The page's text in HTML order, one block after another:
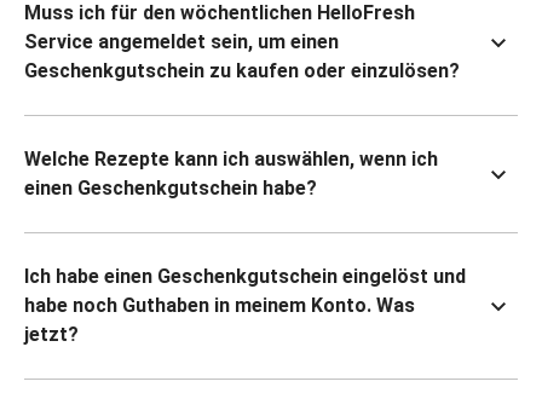
Muss ich für den wöchentlichen HelloFresh
Service angemeldet sein, um einen
Geschenkgutschein zu kaufen oder einzulösen?
Welche Rezepte kann ich auswählen, wenn ich
einen Geschenkgutschein habe?
Ich habe einen Geschenkgutschein eingelöst und
habe noch Guthaben in meinem Konto. Was
jetzt?